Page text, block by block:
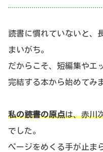
読書に慣れていないと、
まいがち。
だからこそ、短編集やエ
完結する本から始めてみ
私の読書の原点は、赤川
でした。
ページをめくる手が止ま